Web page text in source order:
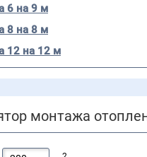
6 на 9 м
8 на 8 м
12 на 12 м
монтажа